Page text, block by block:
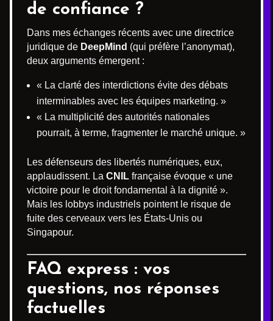
de confiance ?
Dans mes échanges récents avec une directrice
juridique de DeepMind (qui préfère l’anonymat),
deux arguments émergent :
« La clarté des interdictions évite des débats
interminables avec les équipes marketing. »
« La multiplicité des autorités nationales
pourrait, à terme, fragmenter le marché unique. »
Les défenseurs des libertés numériques, eux,
applaudissent. La CNIL française évoque « une
victoire pour le droit fondamental à la dignité ».
Mais les lobbys industriels pointent le risque de
fuite des cerveaux vers les États-Unis ou
Singapour.
FAQ express : vos
questions, nos réponses
factuelles